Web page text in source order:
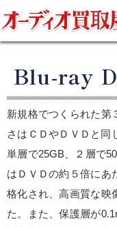
Blu-ray
新規格でつくられた第
さはＣＤやＤＶＤと同
単層で25GB、２層で
はＤＶＤの約５倍にあ
格化され、高画質な映
た。また、保護層が